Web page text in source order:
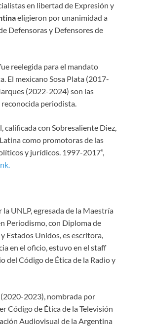
en libertad de Expresión y
eligieron por unanimidad a
Defensoras y Defensores de
reelegida para el mandato
El mexicano Sosa Plata (2017-
(2022-2024) son las
periodista.
calificada con Sobresaliente Diez,
como promotoras de las
y jurídicos. 1997-2017”,
UNLP, egresada de la Maestría
Periodismo, con Diploma de
Estados Unidos, es escritora,
en el oficio, estuvo en el staff
del Código de Ética de la Radio y
2023), nombrada por
Código de Ética de la Televisión
Audiovisual de la Argentina